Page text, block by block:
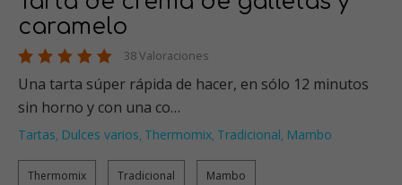
caramelo
38 Valoraciones
Una tarta súper rápida de hacer, en sólo 12 minutos
sin horno y con una co…
Tartas, Dulces varios, Thermomix, Tradicional, Mambo
Thermomix Tradicional Mambo